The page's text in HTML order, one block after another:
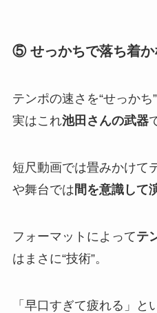
⑤ せっかちで落ち着か
テンポの速さを“せっかち
実はこれ池田さんの武器
短尺動画では畳みかけて
や舞台では 間を意識して
フォーマットによってテ
はまさに“技術”。
「早口すぎて疲れる」と